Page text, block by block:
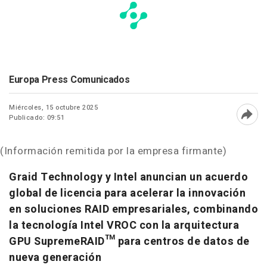
Europa Press Comunicados
Miércoles, 15 octubre 2025
Publicado: 09:51
(Información remitida por la empresa firmante)
Graid Technology y Intel anuncian un acuerdo
global de licencia para acelerar la innovación
en soluciones RAID empresariales, combinando
la tecnología Intel VROC con la arquitectura
GPU SupremeRAID™ para centros de datos de
nueva generación